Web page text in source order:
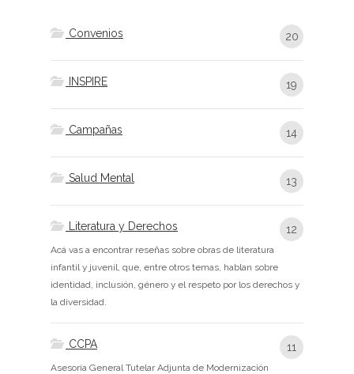
Convenios 20
INSPIRE 19
Campañas 14
Salud Mental 13
Literatura y Derechos 12
Acá vas a encontrar reseñas sobre obras de literatura
infantil y juvenil, que, entre otros temas, hablan sobre
identidad, inclusión, género y el respeto por los derechos y
la diversidad.
CCPA 11
Asesoría General Tutelar Adjunta de Modernización